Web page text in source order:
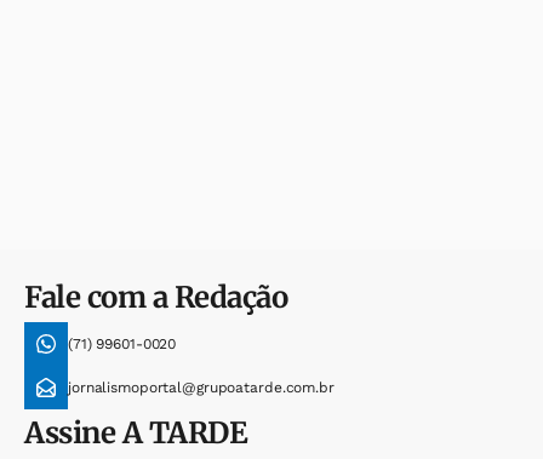
Fale com a Redação
(71) 99601-0020
jornalismoportal@grupoatarde.com.br
AssineA TARDE